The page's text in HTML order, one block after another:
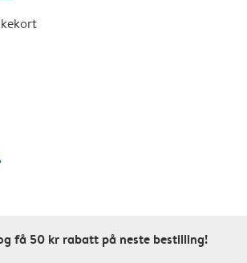
pagination
få 50 kr rabatt på neste bestilling!